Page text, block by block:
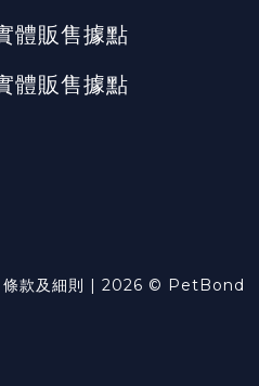
體販售據點
體販售據點
條款及細則 | 2026 © PetBond